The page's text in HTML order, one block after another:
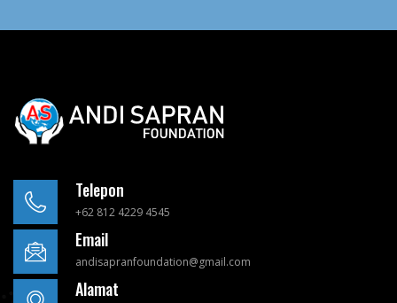
Telepon
+62 812 4229 4545
Email
andisapranfoundation@gmail.com
Alamat